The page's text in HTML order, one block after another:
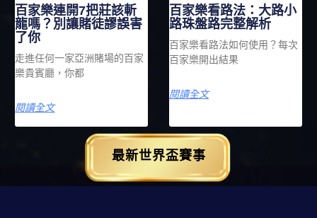
百家樂連開7把莊該斬
龍嗎？別讓賭徒謬誤害
了你
走進任何一家亞洲賭場的百家
樂貴賓廳，你都
閱讀全文
百家樂看路法：大路小
路珠盤路完整解析
百家樂看路法如何使用？每次
百家樂開出結果
閱讀全文
最新世界盃賽事